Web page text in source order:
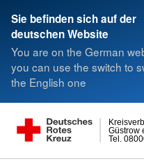
Sie befinden sich auf der
deutschen Website
You are on the German
you can use the switch to
the English one
Tel.
Güstrow